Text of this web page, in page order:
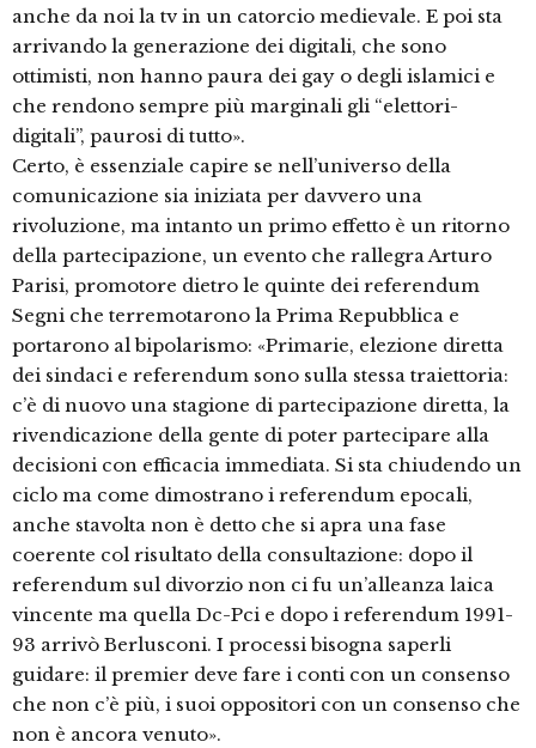
anche da noi la tv in un catorcio medievale. E poi sta
arrivando la generazione dei digitali, che sono
ottimisti, non hanno paura dei gay o degli islamici e
che rendono sempre più marginali gli “elettori-
digitali”, paurosi di tutto».
Certo, è essenziale capire se nell’universo della
comunicazione sia iniziata per davvero una
rivoluzione, ma intanto un primo effetto è un ritorno
della partecipazione, un evento che rallegra Arturo
Parisi, promotore dietro le quinte dei referendum
Segni che terremotarono la Prima Repubblica e
portarono al bipolarismo: «Primarie, elezione diretta
dei sindaci e referendum sono sulla stessa traiettoria:
c’è di nuovo una stagione di partecipazione diretta, la
rivendicazione della gente di poter partecipare alla
decisioni con efficacia immediata. Si sta chiudendo un
ciclo ma come dimostrano i referendum epocali,
anche stavolta non è detto che si apra una fase
coerente col risultato della consultazione: dopo il
referendum sul divorzio non ci fu un’alleanza laica
vincente ma quella Dc-Pci e dopo i referendum 1991-
93 arrivò Berlusconi. I processi bisogna saperli
guidare: il premier deve fare i conti con un consenso
che non c’è più, i suoi oppositori con un consenso che
non è ancora venuto».